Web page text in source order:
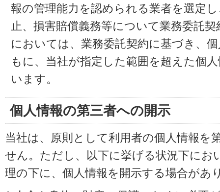
報の管理能力を認められる業者を選定
止、損害賠償義務等について業務委託
においては、業務委託契約に基づき、
もに、当社が指定した範囲を超えた個
います。
個人情報の第三者への開示
当社は、原則として利用者の個人情報を
せん。ただし、以下に挙げる状況下にお
理の下に、個人情報を開示する場合があ